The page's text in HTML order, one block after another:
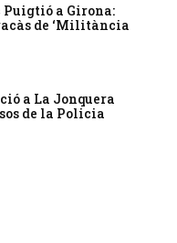
Puigtió a Girona:
de ‘Militància
a La Jonquera
de la Policia